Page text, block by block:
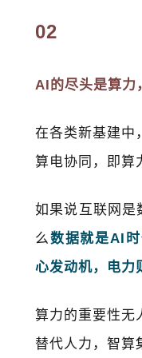
02
AI的尽头是算力
在各类新基建中
算电协同，即算
如果说互联网是
么 数据就是AI
心发动机，电力
算力的重要性无
替代人力，智算